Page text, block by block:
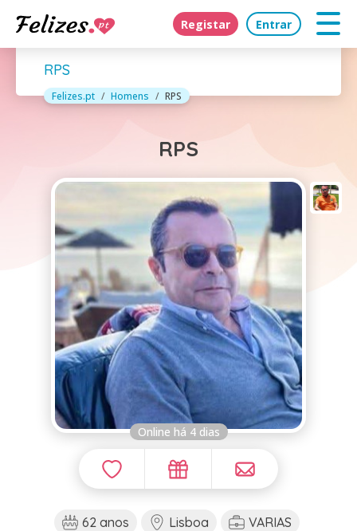
Registar Entrar
RPS
Felizes.pt Homens RPS
RPS
Online há 4 dias
62 anos Lisboa VARIAS